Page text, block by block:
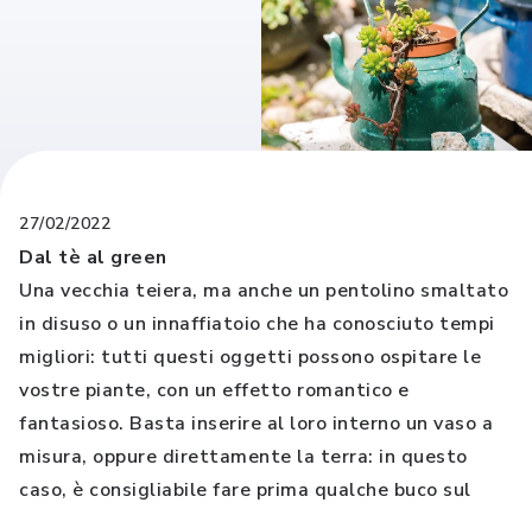
27/02/2022
Dal tè al green
Una vecchia teiera, ma anche un pentolino smaltato
in disuso o un innaffiatoio che ha conosciuto tempi
migliori: tutti questi oggetti possono ospitare le
vostre piante, con un effetto romantico e
fantasioso. Basta inserire al loro interno un vaso a
misura, oppure direttamente la terra: in questo
caso, è consigliabile fare prima qualche buco sul